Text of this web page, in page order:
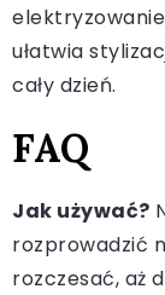
ułatwia
cały dzień.
FAQ
Jak używać?
rozprowadzić
rozczesać, aż